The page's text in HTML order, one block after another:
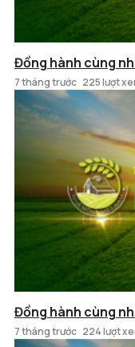
Đồng hành cùng
7 tháng trước 225 lượt
Đồng hành cùng
7 tháng trước 224 lượt